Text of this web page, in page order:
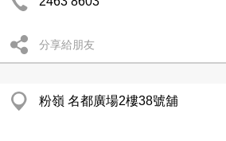
分享給朋友
粉嶺 名都廣場2樓38號舖